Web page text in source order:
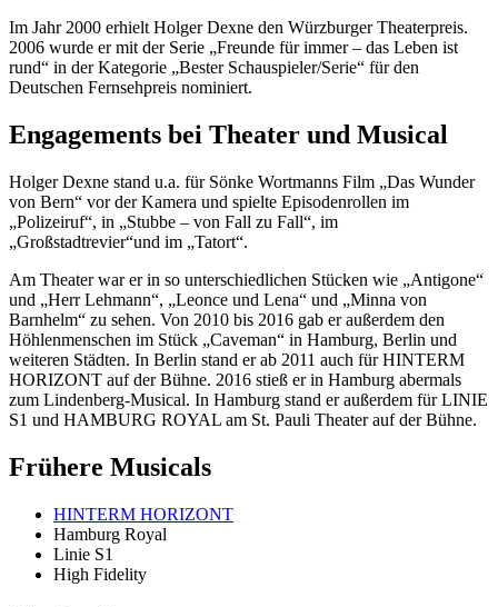
Im Jahr 2000 erhielt Holger Dexne den Würzburger Theaterpreis.
2006 wurde er mit der Serie „Freunde für immer – das Leben ist
rund“ in der Kategorie „Bester Schauspieler/Serie“ für den
Deutschen Fernsehpreis nominiert.
Engagements bei Theater und Musical
Holger Dexne stand u.a. für Sönke Wortmanns Film „Das Wunder
von Bern“ vor der Kamera und spielte Episodenrollen im
„Polizeiruf“, in „Stubbe – von Fall zu Fall“, im
„Großstadtrevier“und im „Tatort“.
Am Theater war er in so unterschiedlichen Stücken wie „Antigone“
und „Herr Lehmann“, „Leonce und Lena“ und „Minna von
Barnhelm“ zu sehen. Von 2010 bis 2016 gab er außerdem den
Höhlenmenschen im Stück „Caveman“ in Hamburg, Berlin und
weiteren Städten. In Berlin stand er ab 2011 auch für HINTERM
HORIZONT auf der Bühne. 2016 stieß er in Hamburg abermals
zum Lindenberg-Musical. In Hamburg stand er außerdem für LINIE
S1 und HAMBURG ROYAL am St. Pauli Theater auf der Bühne.
Frühere Musicals
HINTERM HORIZONT
Hamburg Royal
Linie S1
High Fidelity